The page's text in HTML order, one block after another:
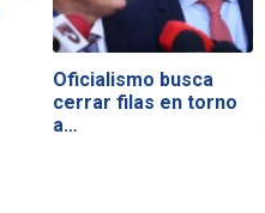
Oficialismo busca
cerrar filas en torno
a…